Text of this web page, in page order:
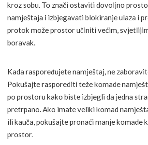
kroz sobu. To znači ostaviti dovoljno
namještaja i izbjegavati blokiranje ulaza i
protok može prostor učiniti većim,
boravak.
Kada raspoređujete namještaj, ne
Pokušajte rasporediti teže komade
po prostoru kako biste izbjegli da jedna
pretrpano. Ako imate veliki komad
ili kauča, pokušajte pronaći manje komade
prostor.